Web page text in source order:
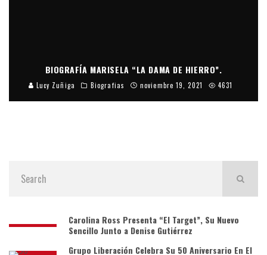
BIOGRAFÍA MARISELA “LA DAMA DE HIERRO”.
Lucy Zuñiga Biografias noviembre 19, 2021 4631
Carolina Ross Presenta “El Target”, Su Nuevo
Sencillo Junto a Denise Gutiérrez
Grupo Liberación Celebra Su 50 Aniversario En El